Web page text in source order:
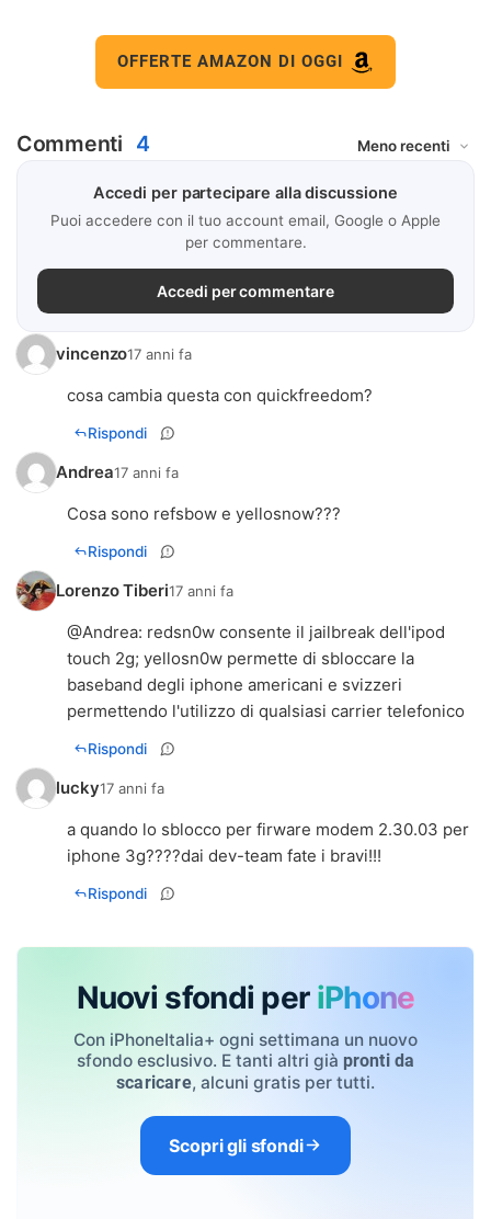
OFFERTE AMAZON DI OGGI
Commenti 4
Accedi per partecipare alla discussione
Puoi accedere con il tuo account email, Google o Apple
per commentare.
Accedi per commentare
vincenzo17 anni fa
cosa cambia questa con quickfreedom?
Rispondi
Andrea17 anni fa
Cosa sono refsbow e yellosnow???
Rispondi
Lorenzo Tiberi17 anni fa
@Andrea: redsn0w consente il jailbreak dell'ipod
touch 2g; yellosn0w permette di sbloccare la
baseband degli iphone americani e svizzeri
permettendo l'utilizzo di qualsiasi carrier telefonico
Rispondi
lucky17 anni fa
a quando lo sblocco per firware modem 2.30.03 per
iphone 3g????dai dev-team fate i bravi!!!
Rispondi
Nuovi sfondi per iPhone
Con iPhoneItalia+ ogni settimana un nuovo
sfondo esclusivo. E tanti altri già pronti da
scaricare, alcuni gratis per tutti.
Scopri gli sfondi